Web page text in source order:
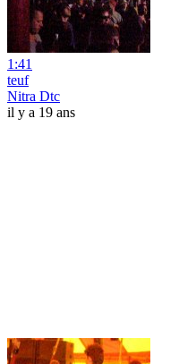
1:41
teuf
Nitra Dtc
il y a 19 ans